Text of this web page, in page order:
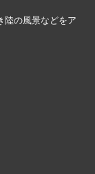
陸の風景などをア